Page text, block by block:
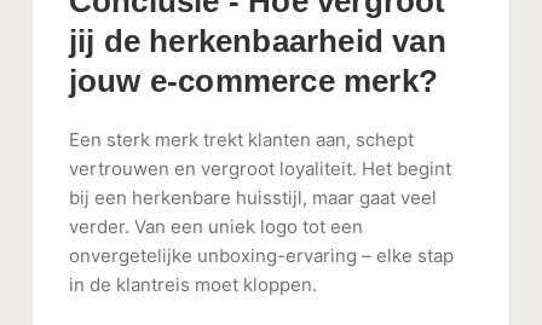
jij de herkenbaarheid van
jouw e-commerce merk?
Een sterk merk trekt klanten aan, schept
vertrouwen en vergroot loyaliteit. Het begint
bij een herkenbare huisstijl, maar gaat veel
verder. Van een uniek logo tot een
onvergetelijke unboxing-ervaring – elke stap
in de klantreis moet kloppen.